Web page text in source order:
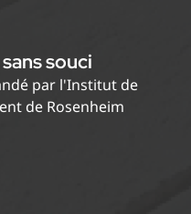
souci
par l'Institut de
de Rosenheim